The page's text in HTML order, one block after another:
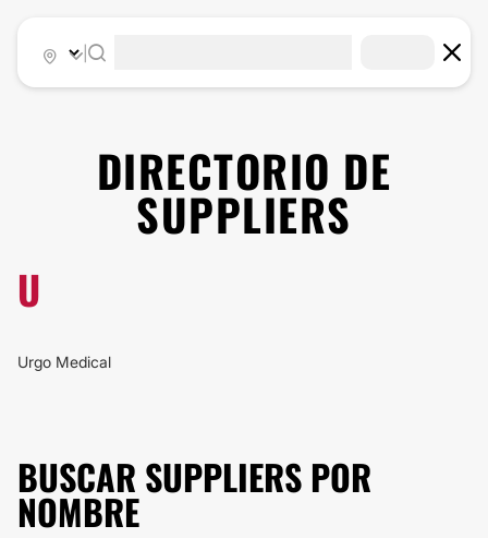
DIRECTORIO DE
SUPPLIERS
U
Urgo Medical
BUSCAR SUPPLIERS POR
NOMBRE